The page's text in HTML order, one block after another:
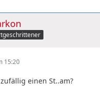
15:20
einen St..am?